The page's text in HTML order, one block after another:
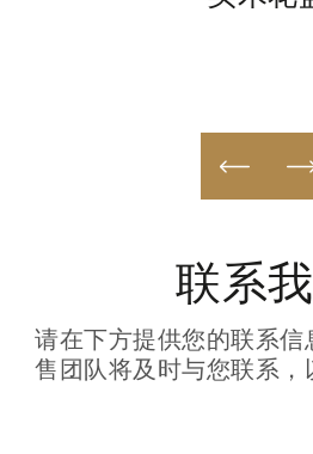
联系
请在下方提供您的联系信
售团队将及时与您联系，